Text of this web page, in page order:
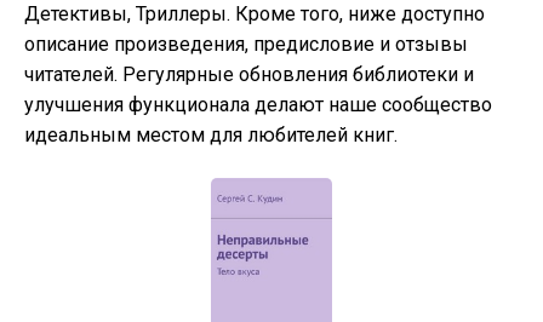
Детективы, Триллеры. Кроме того, ниже доступно
описание произведения, предисловие и отзывы
читателей. Регулярные обновления библиотеки и
улучшения функционала делают наше сообщество
идеальным местом для любителей книг.